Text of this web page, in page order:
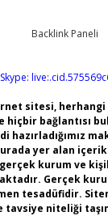
Skype:
sitesi,
hiçbir bağlantısı
hazırladığımız
yer alan
kurum ve
Gerçek
tesadüfidir.
tavsiye niteliği